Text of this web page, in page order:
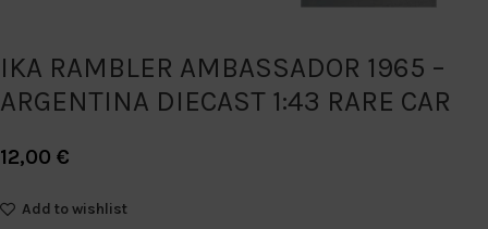
IKA RAMBLER AMBASSADOR 1965 –
ARGENTINA DIECAST 1:43 RARE CAR
12,00 €
Add to wishlist